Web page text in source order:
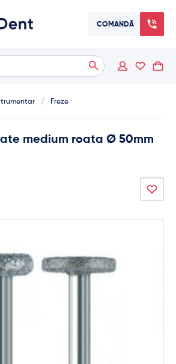
COMANDĂ
results are available use up and down
/ Freze
medium roata Ø 50mm